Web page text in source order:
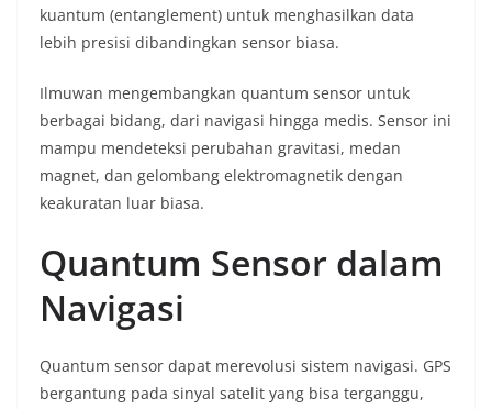
kuantum (entanglement) untuk menghasilkan data
lebih presisi dibandingkan sensor biasa.
Ilmuwan mengembangkan quantum sensor untuk
berbagai bidang, dari navigasi hingga medis. Sensor ini
mampu mendeteksi perubahan gravitasi, medan
magnet, dan gelombang elektromagnetik dengan
keakuratan luar biasa.
Quantum Sensor dalam
Navigasi
Quantum sensor dapat merevolusi sistem navigasi. GPS
bergantung pada sinyal satelit yang bisa terganggu,